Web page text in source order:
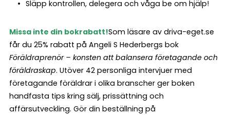
Släpp kontrollen, delegera och våga be om hjälp!
Missa inte din bokrabatt!Som läsare av driva-eget.se
får du 25% rabatt på Angeli S Hederbergs bok
Föräldraprenör – konsten att balansera företagande och
föräldraskap. Utöver 42 personliga intervjuer med
företagande föräldrar i olika branscher ger boken
handfasta tips kring sälj, prissättning och
affärsutveckling. Gör din beställning på